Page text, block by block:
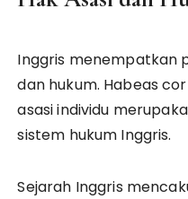
Inggris menempatkan
dan hukum. Habeas
asasi individu
sistem hukum Inggris.
Sejarah Inggris